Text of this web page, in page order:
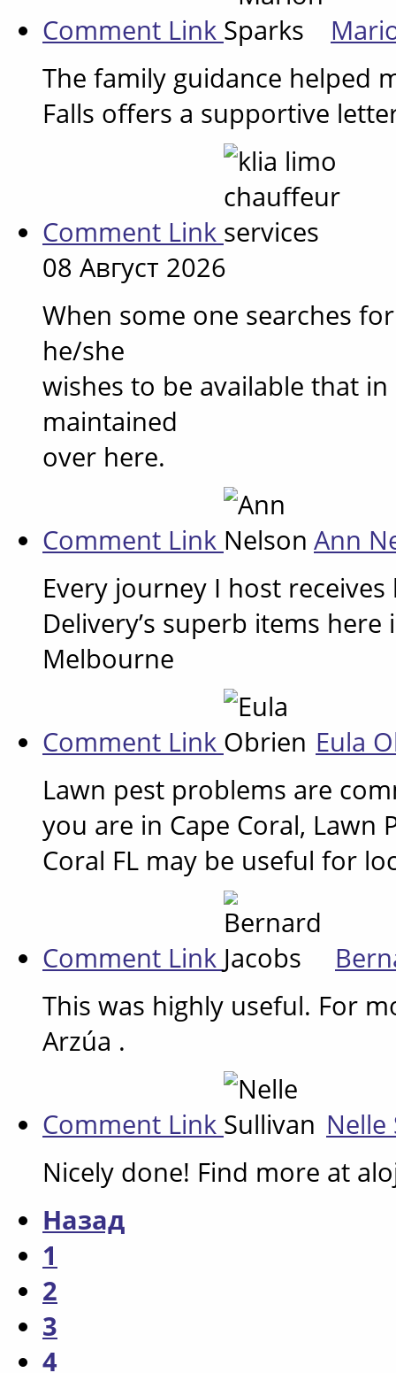
Comment Link
The family guidance helped
Falls offers a supportive
Comment Link
08 Август 2026
When some one searches
he/she
wishes to be available that
maintained
over here.
Comment Link
Ann
Every journey I host
Delivery’s superb items
Melbourne
Comment Link
Eula
Lawn pest problems are
you are in Cape Coral, Lawn
Coral FL may be useful for
Comment Link
This was highly useful. For
Arzúa .
Comment Link
Nicely done! Find more at
Назад
1
2
3
4